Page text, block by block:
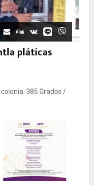
pláticas
385 Grados /